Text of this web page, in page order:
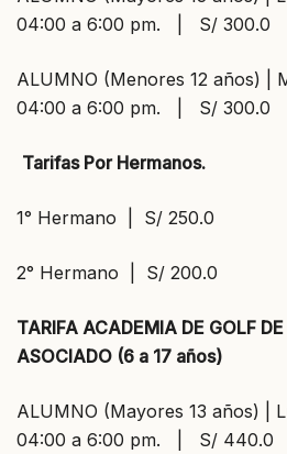
04:00 a 6:00 pm. | S/ 300.0
ALUMNO (Menores 12 años)
04:00 a 6:00 pm. | S/ 300.0
Tarifas Por Hermanos.
1° Hermano | S/ 250.0
2° Hermano | S/ 200.0
TARIFA ACADEMIA DE GOLF
ASOCIADO (6 a 17 años)
ALUMNO (Mayores 13 años) |
04:00 a 6:00 pm. | S/ 440.0